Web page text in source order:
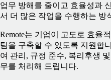
업무 방해를 줄이고 효율성과
서 더 많은 작업을 수행하는 방
Remote는 기업이 고도로 효율
팀을 구축할 수 있도록 지원합
여 관리, 규정 준수, 복리후생
무를 처리해 드립니다.